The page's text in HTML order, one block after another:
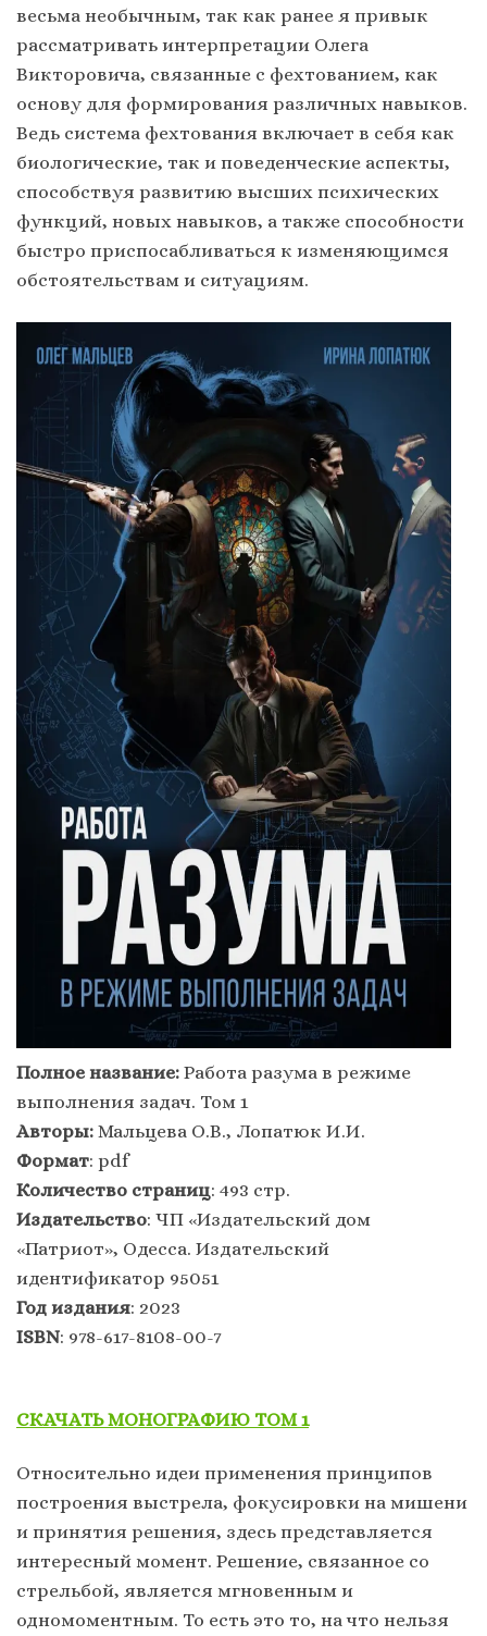
весьма необычным, так как ранее я привык
рассматривать интерпретации Олега
Викторовича, связанные с фехтованием, как
основу для формирования различных навыков.
Ведь система фехтования включает в себя как
биологические, так и поведенческие аспекты,
способствуя развитию высших психических
функций, новых навыков, а также способности
быстро приспосабливаться к изменяющимся
обстоятельствам и ситуациям.
Полное название: Работа разума в режиме
выполнения задач. Том 1
Авторы: Мальцева О.В., Лопатюк И.И.
Формат: pdf
Количество страниц: 493 стр.
Издательство: ЧП «Издательский дом
«Патриот», Одесса. Издательский
идентификатор 95051
Год издания: 2023
ISBN: 978-617-8108-00-7
СКАЧАТЬ МОНОГРАФИЮ ТОМ 1
Относительно идеи применения принципов
построения выстрела, фокусировки на мишени
и принятия решения, здесь представляется
интересный момент. Решение, связанное со
стрельбой, является мгновенным и
одномоментным. То есть это то, на что нельзя